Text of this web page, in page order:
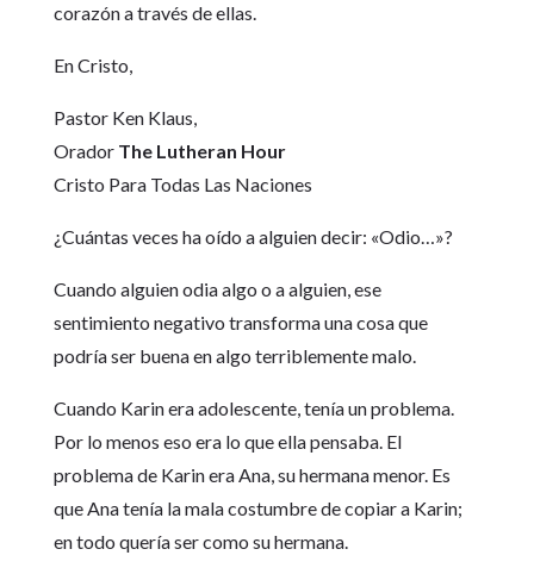
corazón a través de ellas.
En Cristo,
Pastor Ken Klaus,
Orador The Lutheran Hour
Cristo Para Todas Las Naciones
¿Cuántas veces ha oído a alguien decir: «Odio…»?
Cuando alguien odia algo o a alguien, ese
sentimiento negativo transforma una cosa que
podría ser buena en algo terriblemente malo.
Cuando Karin era adolescente, tenía un problema.
Por lo menos eso era lo que ella pensaba. El
problema de Karin era Ana, su hermana menor. Es
que Ana tenía la mala costumbre de copiar a Karin;
en todo quería ser como su hermana.